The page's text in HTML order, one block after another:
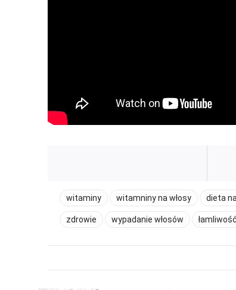
witaminy witamniny na włosy dieta
zdrowie wypadanie włosów